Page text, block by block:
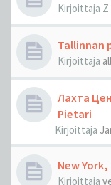
Kirjoittaja Z
Tallinnan
Kirjoittaja
Лахта
Pietari
Kirjoittaja
New York,
Kirjoittaja